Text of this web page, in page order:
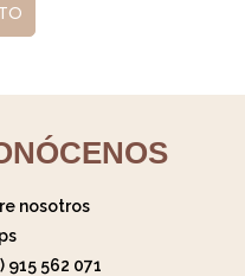
nosotros
915 562 071